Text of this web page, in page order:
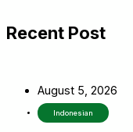
Recent Post
August 5, 2026
Indonesian